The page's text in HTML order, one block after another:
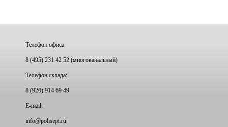
Телефон офиса:
8 (495) 231 42 52 (многоканальный)
Телефон склада:
8 (926) 914 69 49
E-mail:
info@polisept.ru